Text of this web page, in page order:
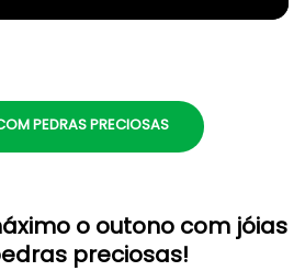
PEDRAS PRECIOSAS
o outono com jóias
preciosas!